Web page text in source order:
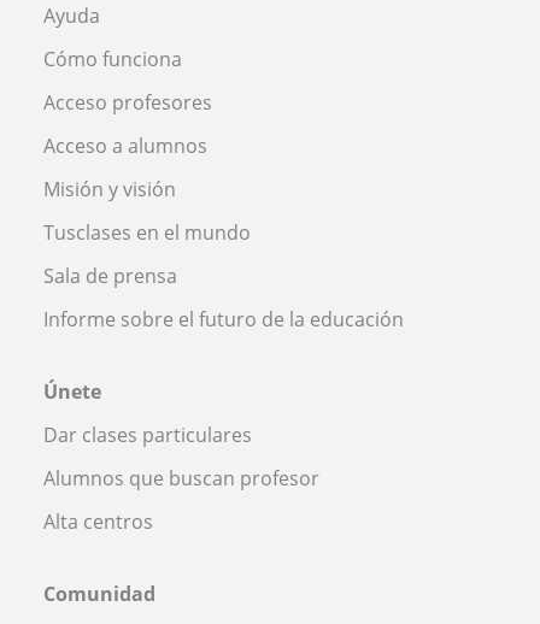
Ayuda
Cómo funciona
Acceso profesores
Acceso a alumnos
Misión y visión
Tusclases en el mundo
Sala de prensa
Informe sobre el futuro de la educación
Únete
Dar clases particulares
Alumnos que buscan profesor
Alta centros
Comunidad